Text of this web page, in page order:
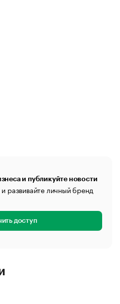
и публикуйте новости
развивайте личный бренд
доступ